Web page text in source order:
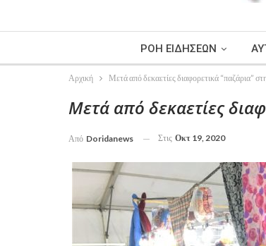
ΡΟΗ ΕΙΔΗΣΕΩΝ
Αρχική Μετά από δεκαετίες διαφορετικά “παζάρια”
Μετά από δεκαετίες
Από Doridanews Στις Οκτ 19, 2020